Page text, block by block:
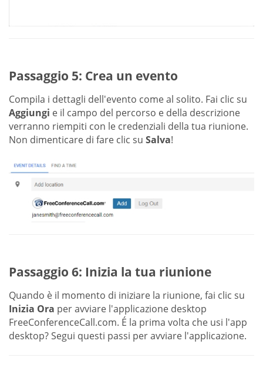
Passaggio 5: Crea un evento
Compila i dettagli dell'evento come al solito. Fai clic su
Aggiungi e il campo del percorso e della descrizione
verranno riempiti con le credenziali della tua riunione.
Non dimenticare di fare clic su Salva!
Passaggio 6: Inizia la tua riunione
Quando è il momento di iniziare la riunione, fai clic su
Inizia Ora per avviare l'applicazione desktop
FreeConferenceCall.com. É la prima volta che usi l'app
desktop? Segui questi passi per avviare l'applicazione.